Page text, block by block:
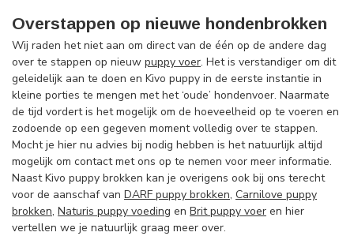
Overstappen op nieuwe hondenbrokken
Wij raden het niet aan om direct van de één op de andere dag
over te stappen op nieuw puppy voer. Het is verstandiger om dit
geleidelijk aan te doen en Kivo puppy in de eerste instantie in
kleine porties te mengen met het ‘oude’ hondenvoer. Naarmate
de tijd vordert is het mogelijk om de hoeveelheid op te voeren en
zodoende op een gegeven moment volledig over te stappen.
Mocht je hier nu advies bij nodig hebben is het natuurlijk altijd
mogelijk om contact met ons op te nemen voor meer informatie.
Naast Kivo puppy brokken kan je overigens ook bij ons terecht
voor de aanschaf van DARF puppy brokken, Carnilove puppy
brokken, Naturis puppy voeding en Brit puppy voer en hier
vertellen we je natuurlijk graag meer over.